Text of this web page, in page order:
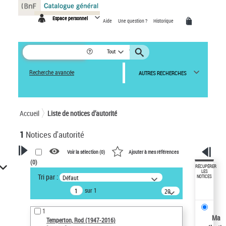
Espace personnel Aide Une question ? Historique
Tout
Recherche avancée AUTRES RECHERCHES
Accueil Liste de notices d’autorité
1 Notices d'autorité
VOTRE RECHERCHE
Recherche avancée dans les
notices d’autorité
Œuvres liées à l'auteur :
Temperton, Rod (1947-2016)
Voir la sélection (0) Ajouter à mes références
(0)
Tri par : Défaut
sur 1
20
résultats/page
1
Temperton, Rod (1947-2016)
RÉCUPÉRER
LES
NOTICES
Ma
Panneau de gestion des cookies